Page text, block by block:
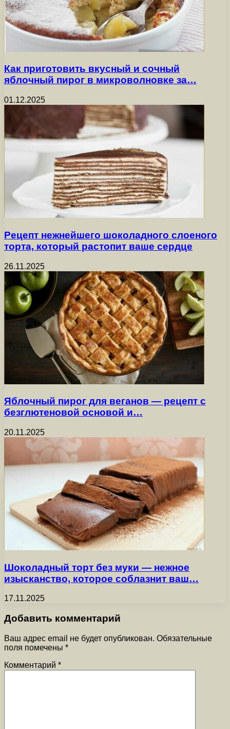
Как приготовить вкусный и сочный
яблочный пирог в микроволновке за…
01.12.2025
Рецепт нежнейшего шоколадного слоеного
торта, который растопит ваше сердце
26.11.2025
Яблочный пирог для веганов — рецепт с
безглютеновой основой и…
20.11.2025
Шоколадный торт без муки — нежное
изысканство, которое соблазнит ваш…
17.11.2025
Добавить комментарий
Ваш адрес email не будет опубликован. Обязательные
поля помечены *
Комментарий *